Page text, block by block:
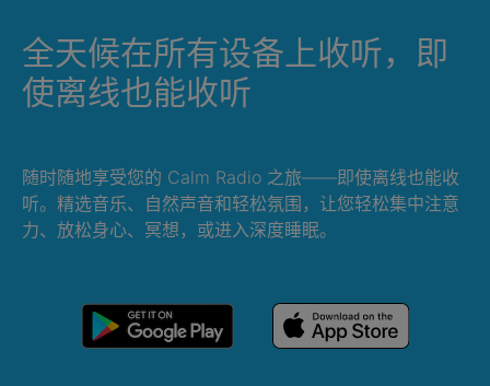
全天候在所有设备上收听，即
使离线也能收听
随时随地享受您的 Calm Radio 之旅——即使离线也能收
听。精选音乐、自然声音和轻松氛围，让您轻松集中注意
力、放松身心、冥想，或进入深度睡眠。